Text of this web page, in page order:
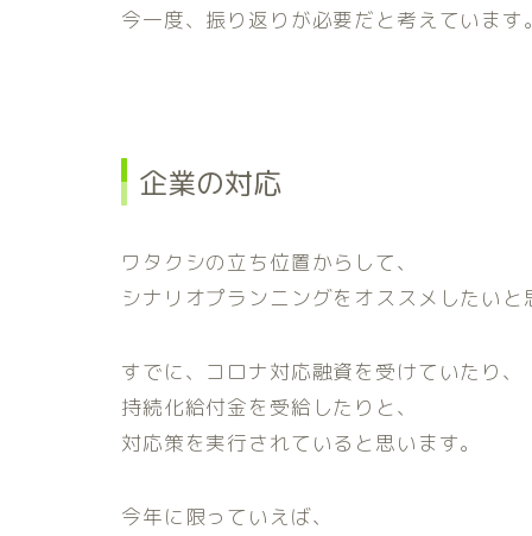
今一度、振り返りが必要だと考えています。
企業の対応
ワタクシの立ち位置からして、
シナリオプランニングをオススメしたいと
すでに、コロナ対応融資を受けていたり、
持続化給付金を受給したりと、
対応策を実行されていると思います。
今年に限っていえば、